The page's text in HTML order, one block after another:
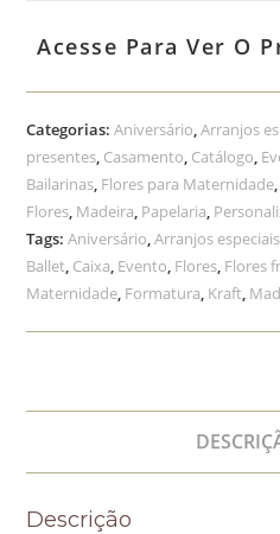
Acesse Para Ver O
Categorias:Aniversário,Arranjos
presentes, Casamento, Catálogo,
Bailarinas, Flores para Maternidade,
Flores, Madeira, Papelaria,
Tags:Aniversário,Arranjos especiais
Ballet, Caixa, Evento, Flores, Flores
Maternidade, Formatura, Kraft,
Descrição